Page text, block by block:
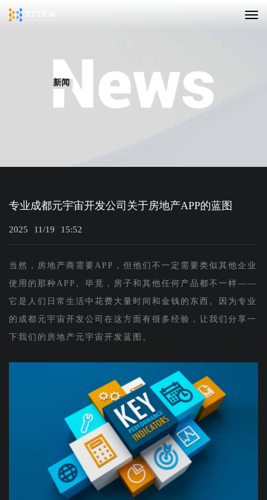
新闻
专业成都元宇宙开发公司关于房地产APP的蓝图
2025 11/19 15:52
当然，房地产商需要APP，但他们不一定需要类似其他企业
使用的那种APP。毕竟，房子和其他任何产品都不一样——
它是人们日常生活中花费大量时间和金钱的东西。因为专业
的成都元宇宙开发公司在这方面有很多经验，让我们分享一
下我们的房地产元宇宙开发蓝图。